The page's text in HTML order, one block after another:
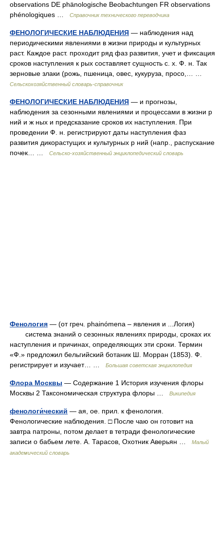
observations DE phänologische Beobachtungen FR observations
phénologiques …
Справочник технического переводчика
ФЕНОЛОГИЧЕСКИЕ НАБЛЮДЕНИЯ — наблюдения над
периодическими явлениями в жизни природы и культурных
раст. Каждое раст. проходит ряд фаз развития, учет и фиксация
сроков наступления к рых составляет сущность с. х. Ф. н. Так
зерновые злаки (рожь, пшеница, овес, кукуруза, просо,… …
Сельскохозяйственный словарь-справочник
ФЕНОЛОГИЧЕСКИЕ НАБЛЮДЕНИЯ — и прогнозы,
наблюдения за сезонными явлениями и процессами в жизни р
ний и ж ных и предсказание сроков их наступления. При
проведении Ф. н. регистрируют даты наступления фаз
развития дикорастущих и культурных р ний (напр., распускание
почек… …
Сельско-хозяйственный энциклопедический словарь
Фенология — (от греч. phainómena – явления и ...Логия)
система знаний о сезонных явлениях природы, сроках их
наступления и причинах, определяющих эти сроки. Термин
«Ф.» предложил бельгийский ботаник Ш. Морран (1853). Ф.
регистрирует и изучает… …
Большая советская энциклопедия
Флора Москвы — Содержание 1 История изучения флоры
Москвы 2 Таксономическая структура флоры …
Википедия
фенологи́ческий — ая, ое. прил. к фенология.
Фенологические наблюдения. □ После чаю он готовит на
завтра патроны, потом делает в тетради фенологические
записи о бабьем лете. А. Тарасов, Охотник Аверьян …
Малый
академический словарь